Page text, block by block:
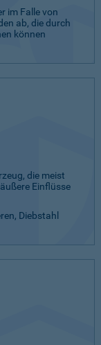
im Falle von
ab, die durch
können
die meist
Einflüsse
Diebstahl